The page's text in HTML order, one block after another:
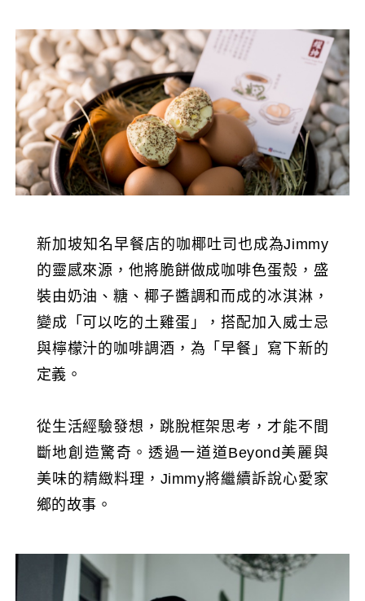
新加坡知名早餐店的咖椰吐司也成為Jimmy
的靈感來源，他將脆餅做成咖啡色蛋殼，盛
裝由奶油、糖、椰子醬調和而成的冰淇淋，
變成「可以吃的土雞蛋」，搭配加入威士忌
與檸檬汁的咖啡調酒，為「早餐」寫下新的
定義。
從生活經驗發想，跳脫框架思考，才能不間
斷地創造驚奇。透過一道道Beyond美麗與
美味的精緻料理，Jimmy將繼續訴說心愛家
鄉的故事。